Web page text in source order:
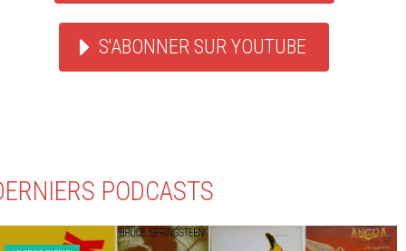
S'ABONNER SUR YOUTUBE
PODCASTS